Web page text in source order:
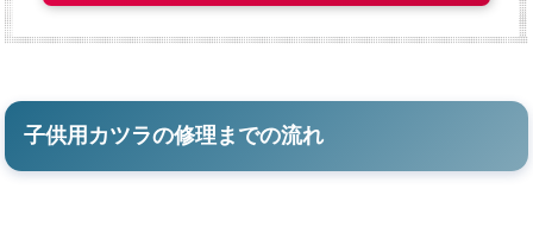
子供用カツラの修理までの流れ